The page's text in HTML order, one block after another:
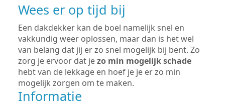
Wees er op tijd bij
Een dakdekker kan de boel namelijk snel en
vakkundig weer oplossen, maar dan is het wel
van belang dat jij er zo snel mogelijk bij bent. Zo
zorg je ervoor dat jezo min mogelijk schade
hebt van de lekkage en hoef je je er zo min
mogelijk zorgen om te maken.
Informatie